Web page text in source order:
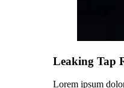
Leaking Tap
Lorem ipsum